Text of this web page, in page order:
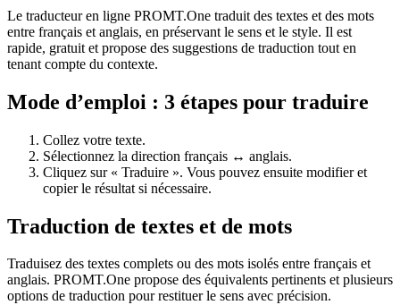
Le traducteur en ligne PROMT.One traduit des textes et des mots
entre français et anglais, en préservant le sens et le style. Il est
rapide, gratuit et propose des suggestions de traduction tout en
tenant compte du contexte.
Mode d’emploi : 3 étapes pour traduire
Collez votre texte.
Sélectionnez la direction français ↔ anglais.
Cliquez sur « Traduire ». Vous pouvez ensuite modifier et
copier le résultat si nécessaire.
Traduction de textes et de mots
Traduisez des textes complets ou des mots isolés entre français et
anglais. PROMT.One propose des équivalents pertinents et plusieurs
options de traduction pour restituer le sens avec précision.